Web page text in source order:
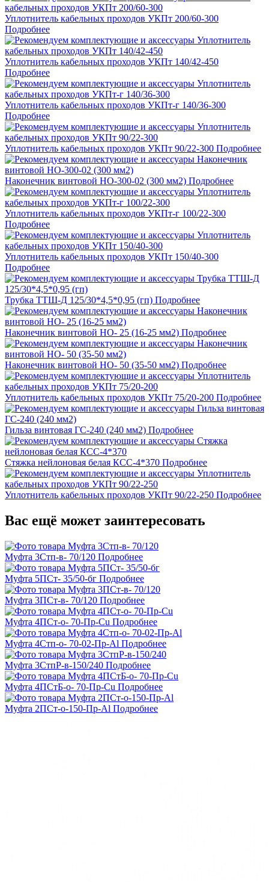
Уплотнитель кабельных проходов УКПт 200/60-300
Подробнее
Уплотнитель кабельных проходов УКПт 140/42-450
Подробнее
Уплотнитель кабельных проходов УКПт-г 140/36-300
Подробнее
Уплотнитель кабельных проходов УКПт 90/22-300 Подробнее
Наконечник винтовой НО-300-02 (300 мм2) Подробнее
Уплотнитель кабельных проходов УКПт-г 100/22-300
Подробнее
Уплотнитель кабельных проходов УКПт 150/40-300
Подробнее
Трубка ТТШ-Д 125/30*4,5*0,95 (гп) Подробнее
Наконечник винтовой НО- 25 (16-25 мм2) Подробнее
Наконечник винтовой НО- 50 (35-50 мм2) Подробнее
Уплотнитель кабельных проходов УКПт 75/20-200 Подробнее
Гильза винтовая ГС-240 (240 мм2) Подробнее
Стяжка нейлоновая белая КСС-4*370 Подробнее
Уплотнитель кабельных проходов УКПт 90/22-250 Подробнее
Вас ещё может заинтересовать
Муфта 3Стп-в- 70/120 Подробнее
Муфта 5ПСт- 35/50-бг Подробнее
Муфта 3ПСт-в- 70/120 Подробнее
Муфта 4ПСт-о- 70-Пр-Cu Подробнее
Муфта 4Стп-о- 70-02-Пр-Al Подробнее
Муфта 3СтпР-в-150/240 Подробнее
Муфта 4ПСтБ-о- 70-Пр-Cu Подробнее
Муфта 2ПСт-о-150-Пр-Al Подробнее